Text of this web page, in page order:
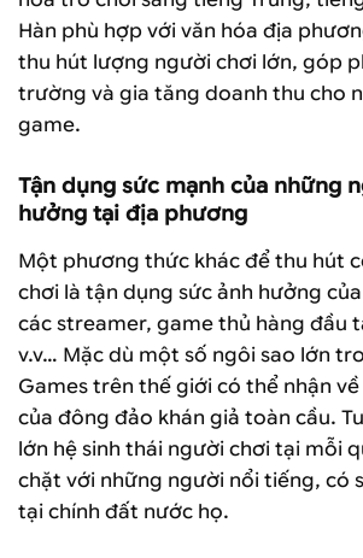
Hàn phù hợp với văn hóa địa
thu hút lượng người chơi lớn, góp
trường và gia tăng doanh thu cho
game.
Tận dụng sức mạnh của những
hưởng tại địa phương
Một phương thức khác để thu hút
chơi là tận dụng sức ảnh hưởng
các streamer, game thủ hàng đầu
v.v… Mặc dù một số ngôi sao lớn
Games trên thế giới có thể nhận
của đông đảo khán giả toàn cầu.
lớn hệ sinh thái người chơi tại mỗi
chặt với những người nổi tiếng, có
tại chính đất nước họ.